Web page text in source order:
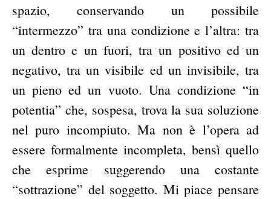
spazio, conservando un possibile
“intermezzo” tra una condizione e l’altra: tra
un dentro e un fuori, tra un positivo ed un
negativo, tra un visibile ed un invisibile, tra
un pieno ed un vuoto. Una condizione “in
potentia” che, sospesa, trova la sua soluzione
nel puro incompiuto. Ma non è l’opera ad
essere formalmente incompleta, bensì quello
che esprime suggerendo una costante
“sottrazione” del soggetto. Mi piace pensare